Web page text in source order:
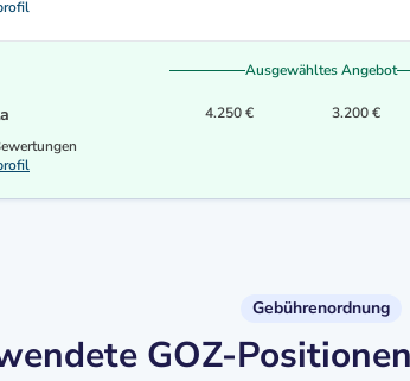
Ausgewähltes Angebot
4.250 € 3.200 €
Gebührenordnung
GOZ-